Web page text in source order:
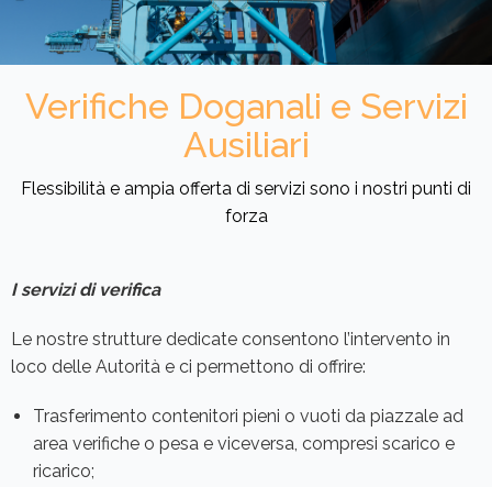
Verifiche Doganali e Servizi
Ausiliari
Flessibilità e ampia offerta di servizi sono i nostri punti di
forza
I servizi di verifica
Le nostre strutture dedicate consentono l’intervento in
loco delle Autorità e ci permettono di offrire:
Trasferimento contenitori pieni o vuoti da piazzale ad
area verifiche o pesa e viceversa, compresi scarico e
ricarico;